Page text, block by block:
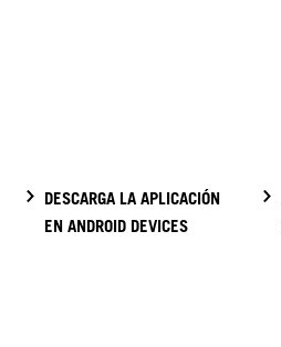
DESCARGA LA APLICACIÓN
EN ANDROID DEVICES